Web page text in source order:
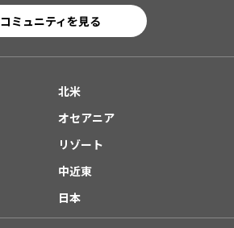
コミュニティを見る
北米
オセアニア
リゾート
中近東
日本